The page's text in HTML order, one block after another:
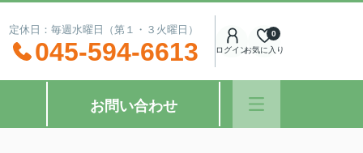
休日：毎週水曜日（第１・３火曜日）
045-594-6613 ログインお気に入り
0
お問い合わせ